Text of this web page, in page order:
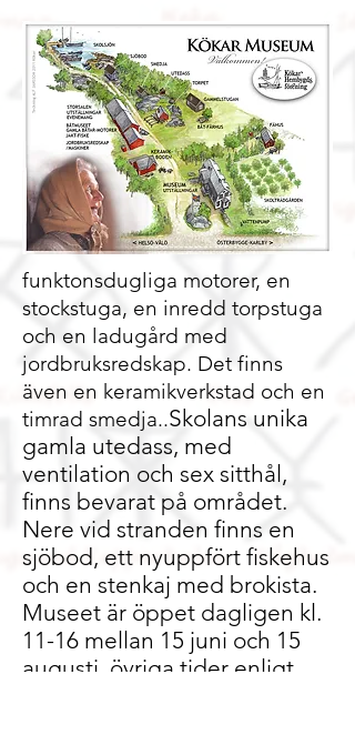
funktonsdugliga motorer, en
stockstuga, en inredd torpstuga
och en ladugård med
jordbruksredskap. Det finns
även en keramikverkstad och en
timrad smedja..Skolans unika
gamla utedass, med
ventilation och sex sitthål,
finns bevarat på området.
Nere vid stranden finns en
sjöbod, ett nyuppfört fiskehus
och en stenkaj med brokista.
Museet är öppet dagligen kl.
11-16 mellan 15 juni och 15
augusti, övriga tider enligt